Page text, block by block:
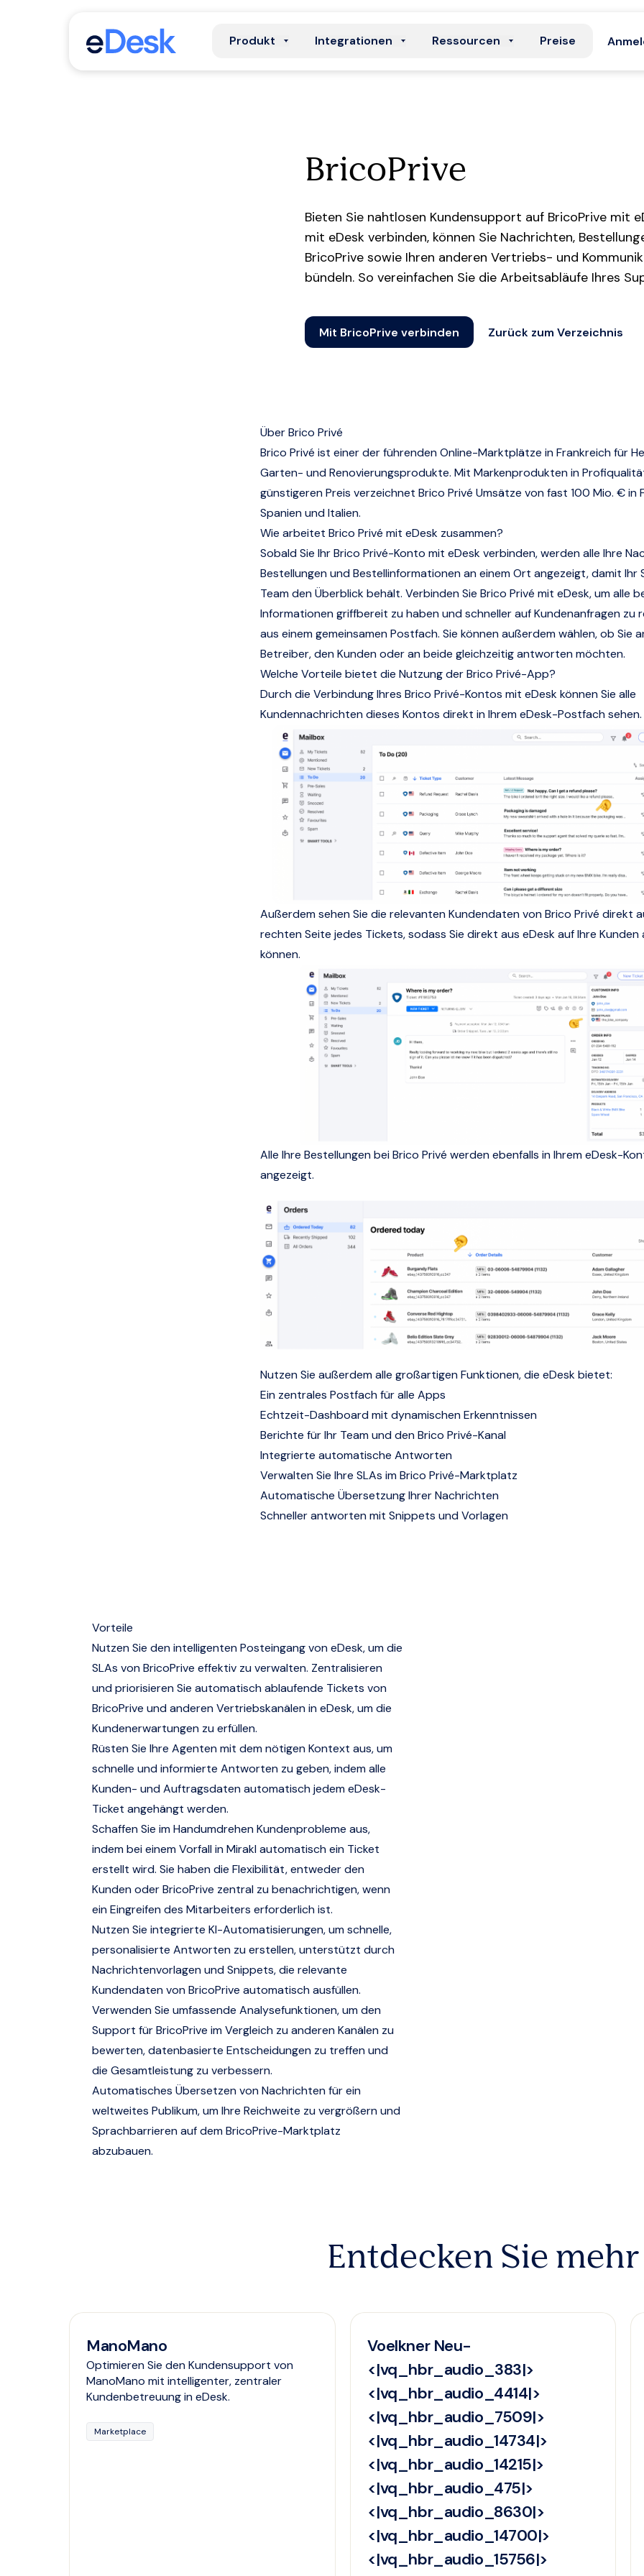
Produkt Integrationen Ressourcen Preise
BricoPrive
Bieten Sie nahtlosen Kundensupport auf BricoPrive mit
mit eDesk verbinden, können Sie Nachrichten,
BricoPrive sowie Ihren anderen Vertriebs- und
bündeln. So vereinfachen Sie die Arbeitsabläufe Ihres
Mit BricoPrive verbinden Zurück zum Verzeichnis
Über Brico Privé
Brico Privé ist einer der führenden Online-Marktplätze in Frankreich für
Garten- und Renovierungsprodukte. Mit Markenprodukten in
günstigeren Preis verzeichnet Brico Privé Umsätze von fast 100 Mio. € in
Spanien und Italien.
Wie arbeitet Brico Privé mit eDesk zusammen?
Sobald Sie Ihr Brico Privé-Konto mit eDesk verbinden, werden alle Ihre
Bestellungen und Bestellinformationen an einem Ort angezeigt, damit
Team den Überblick behält. Verbinden Sie Brico Privé mit eDesk, um alle
Informationen griffbereit zu haben und schneller auf Kundenanfragen zu
aus einem gemeinsamen Postfach. Sie können außerdem wählen, ob Sie
Betreiber, den Kunden oder an beide gleichzeitig antworten möchten.
Welche Vorteile bietet die Nutzung der Brico Privé-App?
Durch die Verbindung Ihres Brico Privé-Kontos mit eDesk können Sie alle
Kundennachrichten dieses Kontos direkt in Ihrem eDesk-Postfach sehen.
Außerdem sehen Sie die relevanten Kundendaten von Brico Privé direkt
rechten Seite jedes Tickets, sodass Sie direkt aus eDesk auf Ihre
können.
Alle Ihre Bestellungen bei Brico Privé werden ebenfalls in Ihrem eDesk-
angezeigt.
Nutzen Sie außerdem alle großartigen Funktionen, die eDesk bietet:
Ein zentrales Postfach für alle Apps
Echtzeit-Dashboard mit dynamischen Erkenntnissen
Berichte für Ihr Team und den Brico Privé-Kanal
Integrierte automatische Antworten
Verwalten Sie Ihre SLAs im Brico Privé-Marktplatz
Automatische Übersetzung Ihrer Nachrichten
Schneller antworten mit Snippets und Vorlagen
Vorteile
Nutzen Sie den intelligenten Posteingang von eDesk, um die
SLAs von BricoPrive effektiv zu verwalten. Zentralisieren
und priorisieren Sie automatisch ablaufende Tickets von
BricoPrive und anderen Vertriebskanälen in eDesk, um die
Kundenerwartungen zu erfüllen.
Rüsten Sie Ihre Agenten mit dem nötigen Kontext aus, um
schnelle und informierte Antworten zu geben, indem alle
Kunden- und Auftragsdaten automatisch jedem eDesk-
Ticket angehängt werden.
Schaffen Sie im Handumdrehen Kundenprobleme aus,
indem bei einem Vorfall in Mirakl automatisch ein Ticket
erstellt wird. Sie haben die Flexibilität, entweder den
Kunden oder BricoPrive zentral zu benachrichtigen, wenn
ein Eingreifen des Mitarbeiters erforderlich ist.
Nutzen Sie integrierte KI-Automatisierungen, um schnelle,
personalisierte Antworten zu erstellen, unterstützt durch
Nachrichtenvorlagen und Snippets, die relevante
Kundendaten von BricoPrive automatisch ausfüllen.
Verwenden Sie umfassende Analysefunktionen, um den
Support für BricoPrive im Vergleich zu anderen Kanälen zu
bewerten, datenbasierte Entscheidungen zu treffen und
die Gesamtleistung zu verbessern.
Automatisches Übersetzen von Nachrichten für ein
weltweites Publikum, um Ihre Reichweite zu vergrößern und
Sprachbarrieren auf dem BricoPrive-Marktplatz
abzubauen.
Entdecken Sie mehr
ManoMano
Optimieren Sie den Kundensupport von
ManoMano mit intelligenter, zentraler
Kundenbetreuung in eDesk.
Marketplace
Voelkner Neu-
<|vq_hbr_audio_383|>
<|vq_hbr_audio_4414|>
<|vq_hbr_audio_7509|>
<|vq_hbr_audio_14734|>
<|vq_hbr_audio_14215|>
<|vq_hbr_audio_475|>
<|vq_hbr_audio_8630|>
<|vq_hbr_audio_14700|>
<|vq_hbr_audio_15756|>